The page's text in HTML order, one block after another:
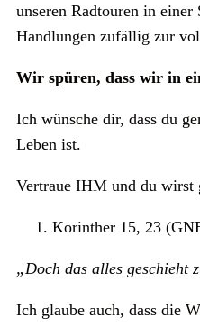
unseren Radtouren in
Handlungen zufällig zur
Wir spüren, dass wir in
Ich wünsche dir, dass du
Leben ist.
Vertraue IHM und du wirst
Korinther 15, 23
„Doch das alles geschieht
Ich glaube auch, dass die